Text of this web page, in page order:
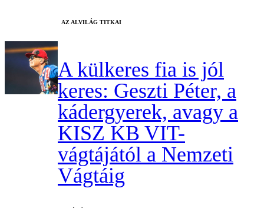
AZ ALVILÁG TITKAI
A külkeres fia is jól
keres: Geszti Péter, a
kádergyerek, avagy a
KISZ KB VIT-
vágtájától a Nemzeti
Vágtáig